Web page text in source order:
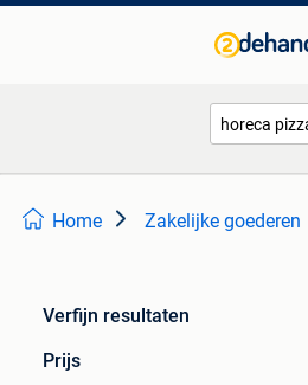
Home Zakelijke goederen
Verfijn resultaten
Prijs